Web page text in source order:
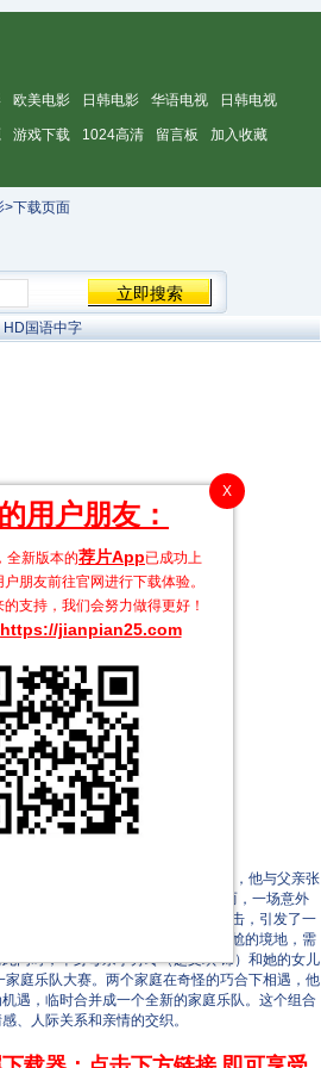
欧美电影 日韩电影 华语电视 日韩电视
游戏下载 1024高清 留言板 加入收藏
>下载页面
X
用户朋友：
全新版本的荐片App已成功上
朋友前往官网进行下载体验。
支持，我们会努力做得更好！
https://jianpian25.com
国语中字
)
的年轻人张寓哲（徐日东升 饰），他与父亲张
）一同准备参加家庭才艺大赛。然而，一场意外
南的比赛途中，他们遭遇了闪电雷击，引发了一
变化将他们卷入了一系列惊险和尴尬的境地，需
同时，单身母亲李芳玲（赵文琪 饰）和她的女儿
庭乐队大赛。两个家庭在奇怪的巧合下相遇，他
遇，临时合并成一个全新的家庭乐队。这个组合
、人际关系和亲情的交织。